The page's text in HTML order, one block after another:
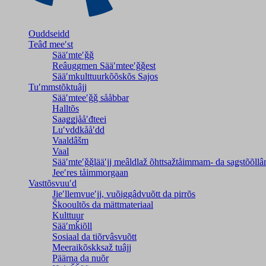
Ouddseidd
Teâđ meeʹst
Sääʹmteʹǧǧ
Reâuggmen Sääʹmteeʹǧǧest
Sääʹmkulttuurkõõskõs Sajos
Tuʹmmstõktuâjj
Sääʹmteeʹǧǧ sååbbar
Halltõs
Saaǥǥjååʹđteei
Luʹvddkååʹdd
Vaaldâšm
Vaal
Sääʹmteʹǧǧlääʹjj meâldlaž õhttsažtåimmam- da
Jeeʹres tåimmorgaan
Vasttõsvuuʹd
Jieʹllemvueʹjj, vuõiggâdvuõtt da pirrõs
Škooultõs da mättmateriaal
Kulttuur
Sääʹmǩiõll
Sosiaal da tiõrvâsvuõtt
Meeraikõskksaž tuâjj
Päärna da nuõr